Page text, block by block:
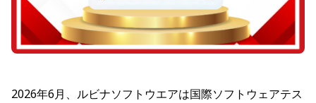
2026年6月、ルビナソフトウエアは国際ソフトウェアテス